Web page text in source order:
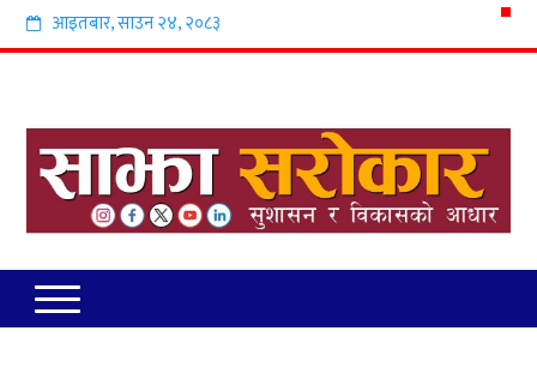
आइतबार,साउन२४,२०८३